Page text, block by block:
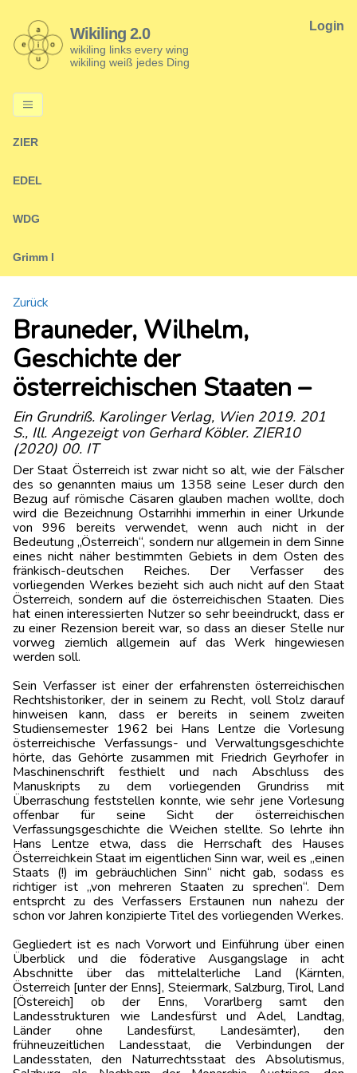
Wikiling 2.0
wikiling links every wing
wikiling weiß jedes Ding
Login
ZIER
EDEL
WDG
Grimm I
Zurück
Brauneder, Wilhelm,
Geschichte der
österreichischen Staaten –
Ein Grundriß. Karolinger Verlag, Wien 2019. 201
S., Ill. Angezeigt von Gerhard Köbler. ZIER10
(2020) 00. IT
Der Staat Österreich ist zwar nicht so alt, wie der Fälscher
des so genannten maius um 1358 seine Leser durch den
Bezug auf römische Cäsaren glauben machen wollte, doch
wird die Bezeichnung Ostarrihhi immerhin in einer Urkunde
von 996 bereits verwendet, wenn auch nicht in der
Bedeutung „Österreich“, sondern nur allgemein in dem Sinne
eines nicht näher bestimmten Gebiets in dem Osten des
fränkisch-deutschen Reiches. Der Verfasser des
vorliegenden Werkes bezieht sich auch nicht auf den Staat
Österreich, sondern auf die österreichischen Staaten. Dies
hat einen interessierten Nutzer so sehr beeindruckt, dass er
zu einer Rezension bereit war, so dass an dieser Stelle nur
vorweg ziemlich allgemein auf das Werk hingewiesen
werden soll.
Sein Verfasser ist einer der erfahrensten österreichischen
Rechtshistoriker, der in seinem zu Recht, voll Stolz darauf
hinweisen kann, dass er bereits in seinem zweiten
Studiensemester 1962 bei Hans Lentze die Vorlesung
österreichische Verfassungs- und Verwaltungsgeschichte
hörte, das Gehörte zusammen mit Friedrich Geyrhofer in
Maschinenschrift festhielt und nach Abschluss des
Manuskripts zu dem vorliegenden Grundriss mit
Überraschung feststellen konnte, wie sehr jene Vorlesung
offenbar für seine Sicht der österreichischen
Verfassungsgeschichte die Weichen stellte. So lehrte ihn
Hans Lentze etwa, dass die Herrschaft des Hauses
Österreichkein Staat im eigentlichen Sinn war, weil es „einen
Staats (!) im gebräuchlichen Sinn“ nicht gab, sodass es
richtiger ist „von mehreren Staaten zu sprechen“. Dem
entsprcht zu des Verfassers Erstaunen nun nahezu der
schon vor Jahren konzipierte Titel des vorliegenden Werkes.
Gegliedert ist es nach Vorwort und Einführung über einen
Überblick und die föderative Ausgangslage in acht
Abschnitte über das mittelalterliche Land (Kärnten,
Österreich [unter der Enns], Steiermark, Salzburg, Tirol, Land
[Östereich] ob der Enns, Vorarlberg samt den
Landesstrukturen wie Landesfürst und Adel, Landtag,
Länder ohne Landesfürst, Landesämter), den
frühneuzeitlichen Landesstaat, die Verbindungen der
Landesstaten, den Naturrechtsstaat des Absolutismus,